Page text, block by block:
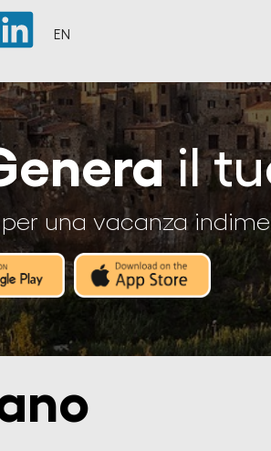
EN
il
una vacanza